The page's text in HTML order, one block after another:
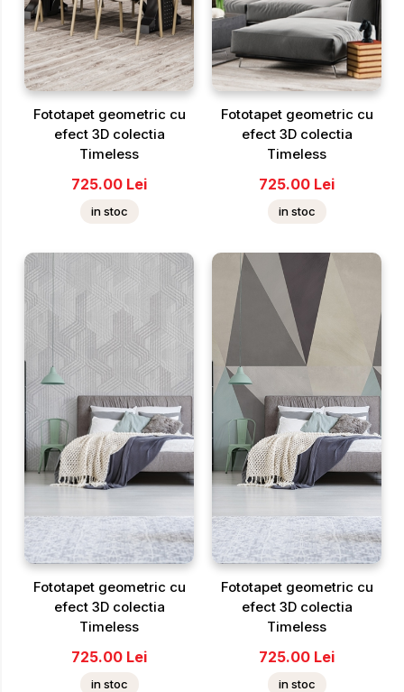
Fototapet geometric cu
efect 3D colectia
Timeless
725.00 Lei
in stoc
Fototapet geometric cu
efect 3D colectia
Timeless
725.00 Lei
in stoc
Fototapet geometric cu
efect 3D colectia
Timeless
725.00 Lei
in stoc
Fototapet geometric cu
efect 3D colectia
Timeless
725.00 Lei
in stoc